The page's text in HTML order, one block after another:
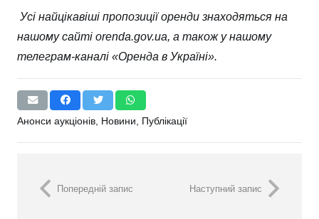
Усі найцікавіші пропозиції оренди знаходяться на
нашому сайті orenda.gov.ua, а також у нашому
телеграм-каналі «Оренда в Україні».
Анонси аукціонів, Новини, Публікації
Попередній запис Наступний запис